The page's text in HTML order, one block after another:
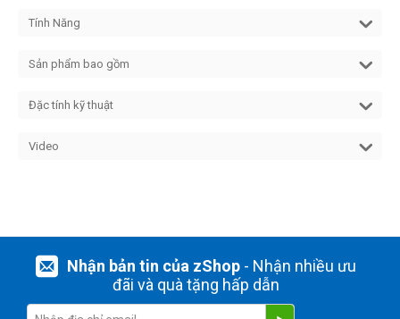
Tính Năng
Sản phẩm bao gồm
Đặc tính kỹ thuật
Video
Nhận bản tin của zShop- Nhận nhiều ưu
đãi và quà tặng hấp dẫn